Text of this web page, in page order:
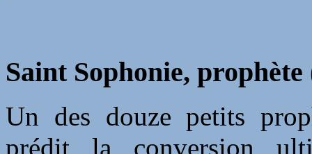
Saint Sophonie,
Un des douze petits
prédit la conversion